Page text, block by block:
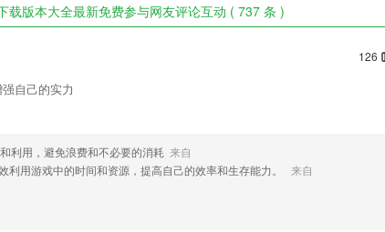
有趣
用户的健康问题，还可以在线预约挂号。
很是便捷的看病服务项目，网上就能达到;
；
很好的体验感。
免费软件优势
载版本大全最新免费参与网友评论互动 ( 737 条 )
126
自己的实力
利用，避免浪费和不必要的消耗 来自
利用游戏中的时间和资源，提高自己的效率和生存能力。
来自